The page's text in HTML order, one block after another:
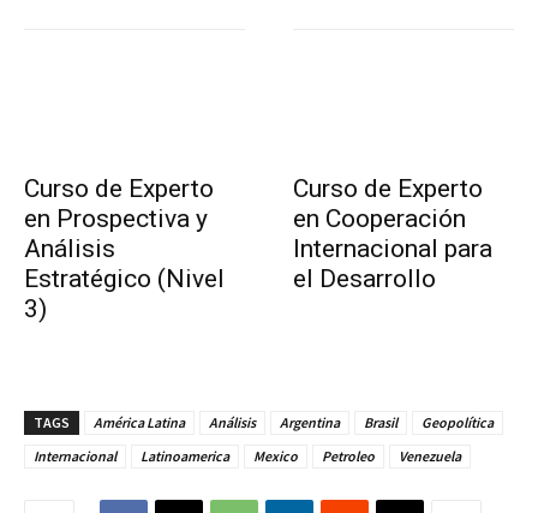
Curso de Experto
en Prospectiva y
Análisis
Estratégico (Nivel
3)
Curso de Experto
en Cooperación
Internacional para
el Desarrollo
TAGS América Latina Análisis Argentina Brasil
Geopolítica
Internacional
Latinoamerica Mexico Petroleo Venezuela